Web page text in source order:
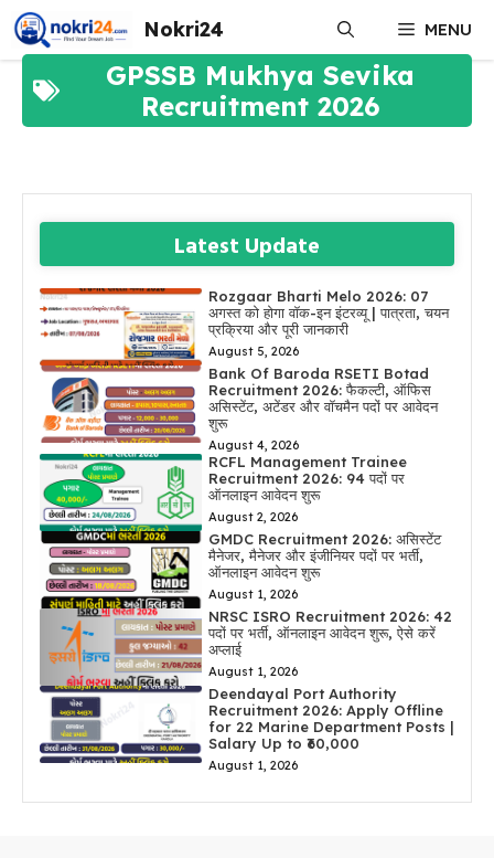
Skip
to
content
Nokri24 MENU
GPSSB Mukhya Sevika
Recruitment 2026
Latest Update
Rozgaar Bharti Melo 2026: 07
अगस्त को होगा वॉक-इन इंटरव्यू | पात्रता, चयन
प्रक्रिया और पूरी जानकारी
August 5, 2026
Bank Of Baroda RSETI Botad
Recruitment 2026: फैकल्टी, ऑफिस
असिस्टेंट, अटेंडर और वॉचमैन पदों पर आवेदन
शुरू
August 4, 2026
RCFL Management Trainee
Recruitment 2026: 94 पदों पर
ऑनलाइन आवेदन शुरू
August 2, 2026
GMDC Recruitment 2026: असिस्टेंट
मैनेजर, मैनेजर और इंजीनियर पदों पर भर्ती,
ऑनलाइन आवेदन शुरू
August 1, 2026
NRSC ISRO Recruitment 2026: 42
पदों पर भर्ती, ऑनलाइन आवेदन शुरू, ऐसे करें
अप्लाई
August 1, 2026
Deendayal Port Authority
Recruitment 2026: Apply Offline
for 22 Marine Department Posts |
Salary Up to ₹60,000
August 1, 2026